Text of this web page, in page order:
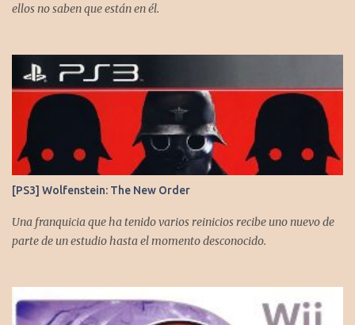
ellos no saben que están en él.
[PS3] Wolfenstein: The New Order
Una franquicia que ha tenido varios reinicios recibe uno nuevo de
parte de un estudio hasta el momento desconocido.